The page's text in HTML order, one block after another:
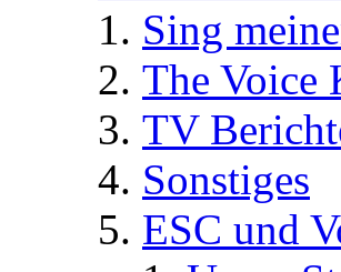
Sing
The Voice
TV
Sonstiges
ESC und